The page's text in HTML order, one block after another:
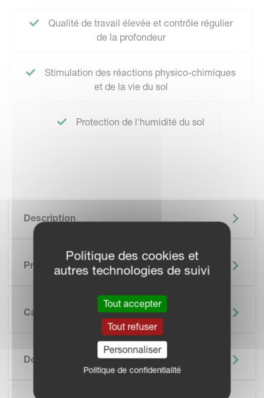
Qualité de travail élevée et contrôle régulier
de la profondeur
Stimulation des réactions physico-chimiques
et de la vie du sol
Protection de l'humidité du sol
Description
Principaux Avantages
Caractéristiques
Documentation
Politique des cookies et
autres technologies de suivi
Tout accepter
Tout refuser
Personnaliser
Politique de confidentialité